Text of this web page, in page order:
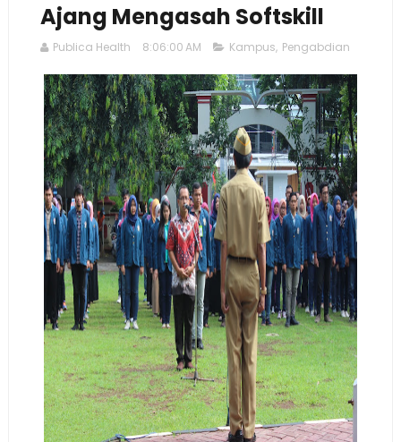
Ajang Mengasah Softskill
Publica Health 8:06:00 AM Kampus, Pengabdian